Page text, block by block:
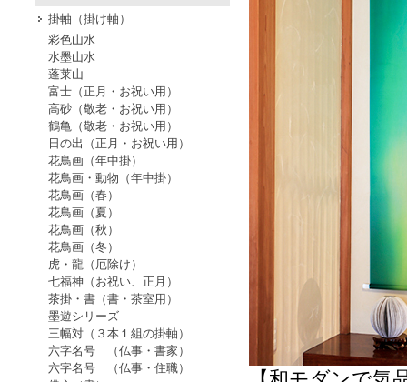
掛軸（掛け軸）
彩色山水
水墨山水
蓬莱山
富士（正月・お祝い用）
高砂（敬老・お祝い用）
鶴亀（敬老・お祝い用）
日の出（正月・お祝い用）
花鳥画（年中掛）
花鳥画・動物（年中掛）
花鳥画（春）
花鳥画（夏）
花鳥画（秋）
花鳥画（冬）
虎・龍（厄除け）
七福神（お祝い、正月）
茶掛・書（書・茶室用）
墨遊シリーズ
三幅対（３本１組の掛軸）
六字名号 （仏事・書家）
六字名号 （仏事・住職）